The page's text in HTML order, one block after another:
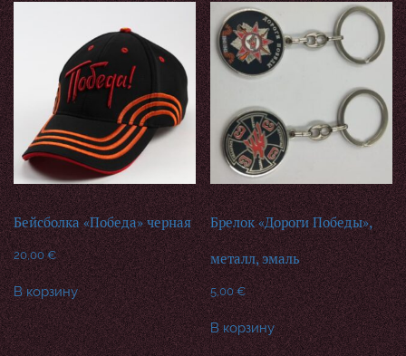
Бейсболка «Победа» черная
20,00€
В корзину
Брелок «Дороги Победы»,
металл, эмаль
5,00€
В корзину